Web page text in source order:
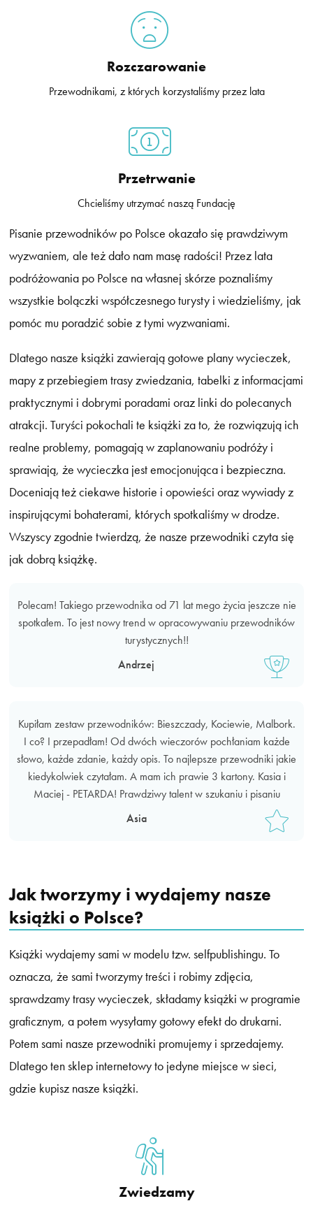
Rozczarowanie
Przewodnikami, z których korzystaliśmy przez lata
Przetrwanie
Chcieliśmy utrzymać naszą Fundację
Pisanie przewodników po Polsce okazało się prawdziwym
wyzwaniem, ale też dało nam masę radości! Przez lata
podróżowania po Polsce na własnej skórze poznaliśmy
wszystkie bolączki współczesnego turysty i wiedzieliśmy, jak
pomóc mu poradzić sobie z tymi wyzwaniami.
Dlatego nasze książki zawierają gotowe plany wycieczek,
mapy z przebiegiem trasy zwiedzania, tabelki z informacjami
praktycznymi i dobrymi poradami oraz linki do polecanych
atrakcji. Turyści pokochali te książki za to, że rozwiązują ich
realne problemy, pomagają w zaplanowaniu podróży i
sprawiają, że wycieczka jest emocjonująca i bezpieczna.
Doceniają też ciekawe historie i opowieści oraz wywiady z
inspirującymi bohaterami, których spotkaliśmy w drodze.
Wszyscy zgodnie twierdzą, że nasze przewodniki czyta się
jak dobrą książkę.
Polecam! Takiego przewodnika od 71 lat mego życia jeszcze nie
spotkałem. To jest nowy trend w opracowywaniu przewodników
turystycznych!!
Andrzej
Kupiłam zestaw przewodników: Bieszczady, Kociewie, Malbork.
I co? I przepadłam! Od dwóch wieczorów pochłaniam każde
słowo, każde zdanie, każdy opis. To najlepsze przewodniki jakie
kiedykolwiek czytałam. A mam ich prawie 3 kartony. Kasia i
Maciej - PETARDA! Prawdziwy talent w szukaniu i pisaniu
Asia
Jak tworzymy i wydajemy nasze
książki o Polsce?
Książki wydajemy sami w modelu tzw. selfpublishingu. To
oznacza, że sami tworzymy treści i robimy zdjęcia,
sprawdzamy trasy wycieczek, składamy książki w programie
graficznym, a potem wysyłamy gotowy efekt do drukarni.
Potem sami nasze przewodniki promujemy i sprzedajemy.
Dlatego ten sklep internetowy to jedyne miejsce w sieci,
gdzie kupisz nasze książki.
Zwiedzamy